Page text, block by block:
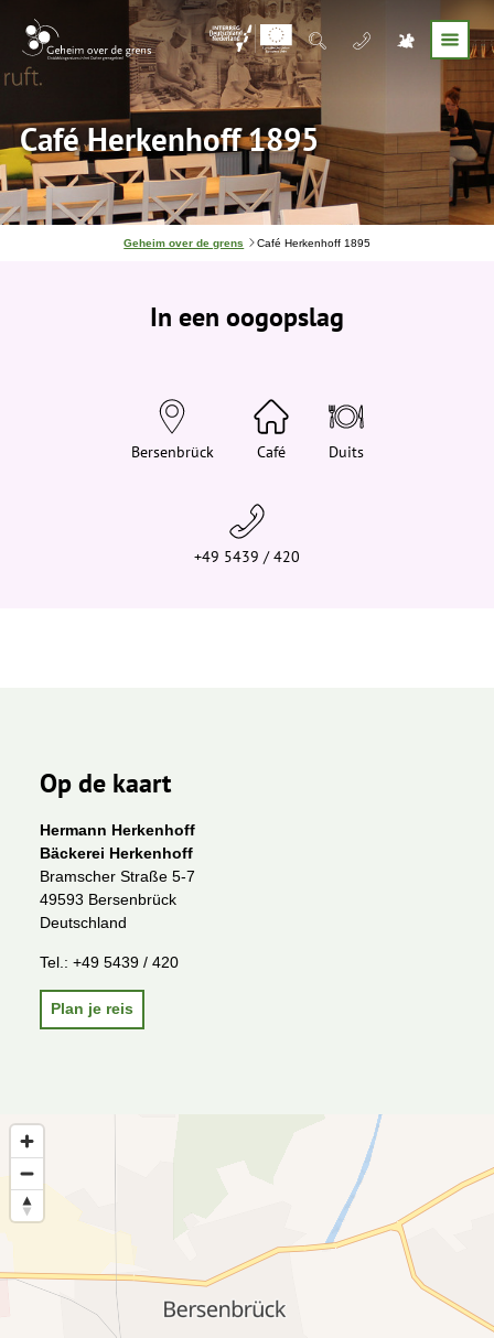
Café Herkenhoff 1895
J
Geheim over de grens Café Herkenhoff 1895
In een oogopslag
Bersenbrück Café Duits
+49 5439 / 420
Op de kaart
Hermann Herkenhoff
Bäckerei Herkenhoff
Bramscher Straße 5-7
49593 Bersenbrück
Deutschland
Tel.: +49 5439 / 420
Plan je reis